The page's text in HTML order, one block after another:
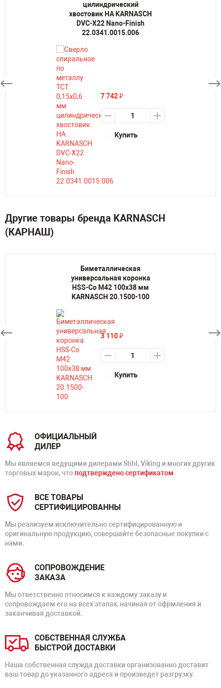
цилиндрический
хвостовик HA KARNASCH
DVC-X22 Nano-Finish
22.0341.0015.006
7 742₽
Купить
Другие товары бренда KARNASCH
(КАРНАШ)
Биметаллическая
универсальная коронка
HSS-Co M42 100х38 мм
KARNASCH 20.1500-100
3 110₽
Купить
ОФИЦИАЛЬНЫЙ
ДИЛЕР
Мы являемся ведущими дилерами Stihl, Viking и многих других
торговых марок, что подтверждено сертификатом
ВСЕ ТОВАРЫ
СЕРТИФИЦИРОВАННЫ
Мы реализуем исключительно сертифицированную и
оригинальную продукцию, совершайте безопасные покупки с
нами.
СОПРОВОЖДЕНИЕ
ЗАКАЗА
Мы ответственно относимся к каждому заказу и
сопровождаем его на всех этапах, начиная от офрмления и
заканчивая доставкой.
СОБСТВЕННАЯ СЛУЖБА
БЫСТРОЙ ДОСТАВКИ
Наша собственная служда доставки организованно доставит
ваш товар до указанного адреса и произведет разгрузку.